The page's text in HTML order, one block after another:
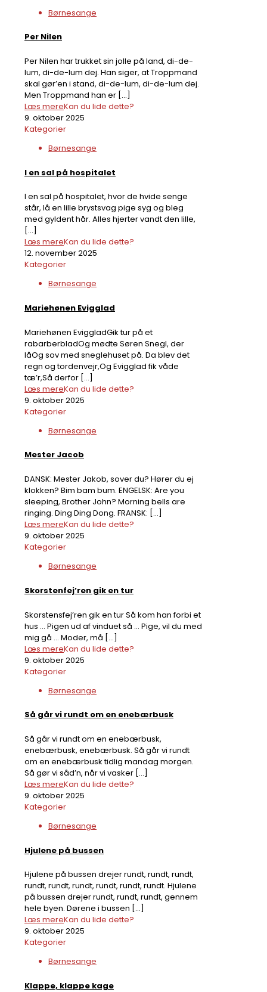
Børnesange
Per Nilen
Per Nilen har trukket sin jolle på land, di-de-
lum, di-de-lum dej. Han siger, at Troppmand
skal gør’en i stand, di-de-lum, di-de-lum dej.
Men Troppmand han er […]
Kan du lide dette?
Læs mere
9. oktober 2025
Kategorier
Børnesange
I en sal på hospitalet
I en sal på hospitalet, hvor de hvide senge
står, lå en lille brystsvag pige syg og bleg
med gyldent hår. Alles hjerter vandt den lille,
[…]
Kan du lide dette?
Læs mere
12. november 2025
Kategorier
Børnesange
Mariehønen Evigglad
Mariehønen EviggladGik tur på et
rabarberbladOg mødte Søren Snegl, der
låOg sov med sneglehuset på. Da blev det
regn og tordenvejr,Og Evigglad fik våde
tæ’r,Så derfor […]
Kan du lide dette?
Læs mere
9. oktober 2025
Kategorier
Børnesange
Mester Jacob
DANSK: Mester Jakob, sover du? Hører du ej
klokken? Bim bam bum. ENGELSK: Are you
sleeping, Brother John? Morning bells are
ringing. Ding Ding Dong. FRANSK: […]
Kan du lide dette?
Læs mere
9. oktober 2025
Kategorier
Børnesange
Skorstenfej’ren gik en tur
Skorstensfej’ren gik en tur Så kom han forbi et
hus … Pigen ud af vinduet så … Pige, vil du med
mig gå … Moder, må […]
Kan du lide dette?
Læs mere
9. oktober 2025
Kategorier
Børnesange
Så går vi rundt om en enebærbusk
Så går vi rundt om en enebærbusk,
enebærbusk, enebærbusk. Så går vi rundt
om en enebærbusk tidlig mandag morgen.
Så gør vi såd’n, når vi vasker […]
Kan du lide dette?
Læs mere
9. oktober 2025
Kategorier
Børnesange
Hjulene på bussen
Hjulene på bussen drejer rundt, rundt, rundt,
rundt, rundt, rundt, rundt, rundt, rundt. Hjulene
på bussen drejer rundt, rundt, rundt, gennem
hele byen. Dørene i bussen […]
Kan du lide dette?
Læs mere
9. oktober 2025
Kategorier
Børnesange
Klappe, klappe kage